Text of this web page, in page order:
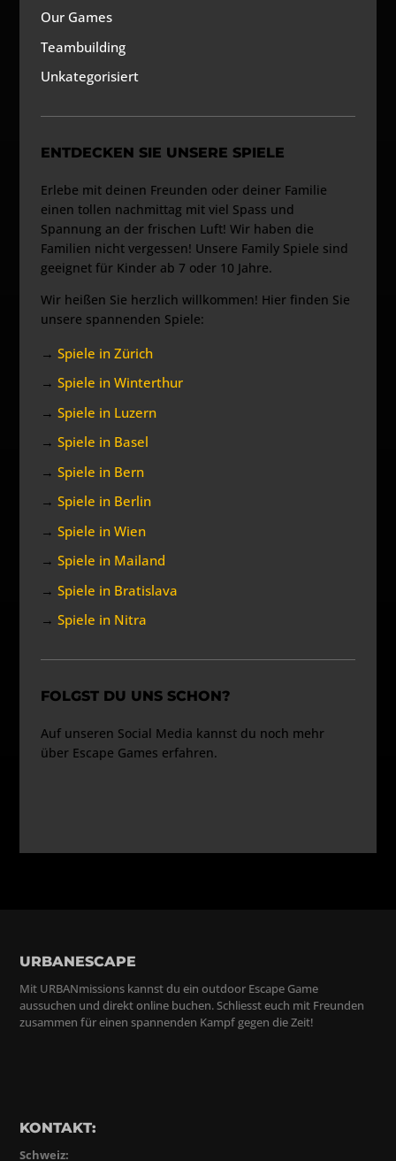
Our Games
Teambuilding
Unkategorisiert
ENTDECKEN SIE UNSERE SPIELE
Erlebe mit deinen Freunden oder deiner Familie
einen tollen nachmittag mit viel Spass und
Spannung an der frischen Luft! Wir haben die
Familien nicht vergessen! Unsere Family Spiele sind
geeignet für Kinder ab 7 oder 10 Jahre.
Wir heißen Sie herzlich willkommen! Hier finden Sie
unsere spannenden Spiele:
→Spiele in Zürich
→Spiele in Winterthur
→Spiele in Luzern
→Spiele in Basel
→Spiele in Bern
→Spiele in Berlin
→Spiele in Wien
→Spiele in Mailand
→Spiele in Bratislava
→Spiele in Nitra
FOLGST DU UNS SCHON?
Auf unseren Social Media kannst du noch mehr
über Escape Games erfahren.
URBANESCAPE
Mit URBANmissions kannst du ein outdoor Escape Game
aussuchen und direkt online buchen. Schliesst euch mit Freunden
zusammen für einen spannenden Kampf gegen die Zeit!
KONTAKT:
Schweiz: